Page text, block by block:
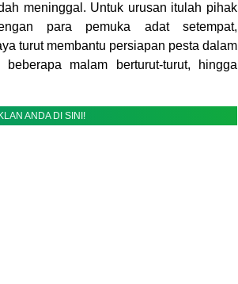
meninggal. Untuk urusan itulah pihak
para pemuka adat setempat,
turut membantu persiapan pesta dalam
malam berturut-turut, hingga
ANDA DI SINI!